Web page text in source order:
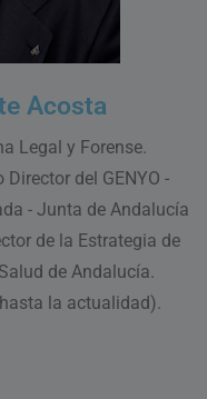
Acosta
Legal y Forense.
del GENYO -
- Junta de Andalucía
de la Estrategia de
de Andalucía.
la actualidad).